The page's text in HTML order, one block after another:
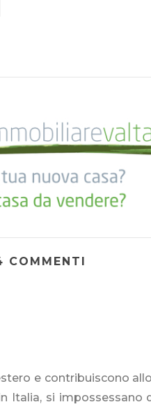
COMMENTI
e contribuiscono
Italia, si impossessano